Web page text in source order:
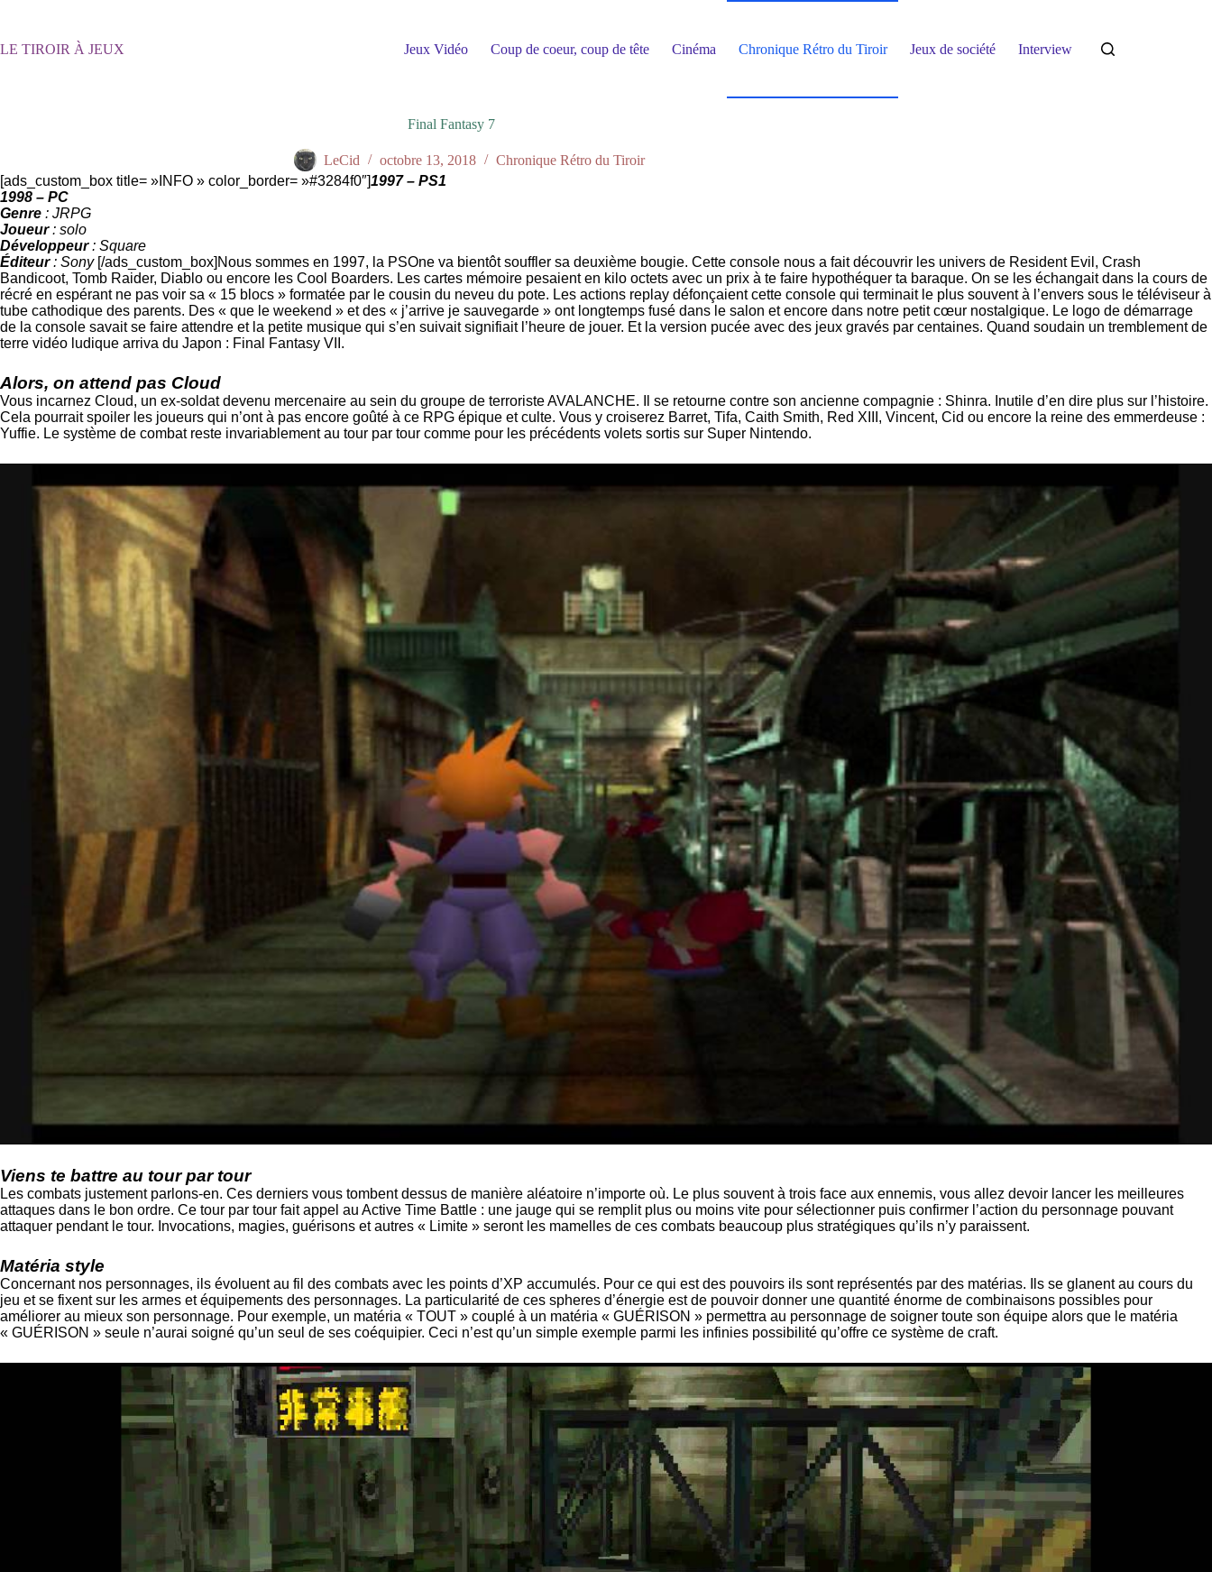
LE TIROIR À JEUX Jeux Vidéo Coup de coeur, coup de tête Cinéma Chronique Rétro du Tiroir Jeux de société Interview
Final Fantasy 7
LeCid octobre 13, 2018
Chronique Rétro du Tiroir
[ads_custom_box title= »INFO » color_border= »#3284f0″]1997 – PS1
1998 – PC
Genre : JRPG
Joueur: solo
Développeur: Square
Éditeur: Sony[/ads_custom_box]Nous sommes en 1997, la PSOne va bientôt souffler sa deuxième bougie. Cette console nous a fait découvrir les univers de Resident Evil, Crash
Bandicoot, Tomb Raider, Diablo ou encore les Cool Boarders. Les cartes mémoire pesaient en kilo octets avec un prix à te faire hypothéquer ta baraque. On se les échangait dans la cours de
récré en espérant ne pas voir sa « 15 blocs » formatée par le cousin du neveu du pote. Les actions replay défonçaient cette console qui terminait le plus souvent à l’envers sous le téléviseur à
tube cathodique des parents. Des « que le weekend » et des « j’arrive je sauvegarde » ont longtemps fusé dans le salon et encore dans notre petit cœur nostalgique. Le logo de démarrage
de la console savait se faire attendre et la petite musique qui s’en suivait signifiait l’heure de jouer. Et la version pucée avec des jeux gravés par centaines. Quand soudain un tremblement de
terre vidéo ludique arriva du Japon : Final Fantasy VII.
Alors, on attend pas Cloud
Vous incarnez Cloud, un ex-soldat devenu mercenaire au sein du groupe de terroriste AVALANCHE. Il se retourne contre son ancienne compagnie : Shinra. Inutile d’en dire plus sur l’histoire.
Cela pourrait spoiler les joueurs qui n’ont à pas encore goûté à ce RPG épique et culte. Vous y croiserez Barret, Tifa, Caith Smith, Red XIII, Vincent, Cid ou encore la reine des emmerdeuse :
Yuffie. Le système de combat reste invariablement au tour par tour comme pour les précédents volets sortis sur Super Nintendo.
Viens te battre au tour par tour
Les combats justement parlons-en. Ces derniers vous tombent dessus de manière aléatoire n’importe où. Le plus souvent à trois face aux ennemis, vous allez devoir lancer les meilleures
attaques dans le bon ordre. Ce tour par tour fait appel au Active Time Battle : une jauge qui se remplit plus ou moins vite pour sélectionner puis confirmer l’action du personnage pouvant
attaquer pendant le tour. Invocations, magies, guérisons et autres « Limite » seront les mamelles de ces combats beaucoup plus stratégiques qu’ils n’y paraissent.
Matéria style
Concernant nos personnages, ils évoluent au fil des combats avec les points d’XP accumulés. Pour ce qui est des pouvoirs ils sont représentés par des matérias. Ils se glanent au cours du
jeu et se fixent sur les armes et équipements des personnages. La particularité de ces spheres d’énergie est de pouvoir donner une quantité énorme de combinaisons possibles pour
améliorer au mieux son personnage. Pour exemple, un matéria « TOUT » couplé à un matéria « GUÉRISON » permettra au personnage de soigner toute son équipe alors que le matéria
« GUÉRISON » seule n’aurai soigné qu’un seul de ses coéquipier. Ceci n’est qu’un simple exemple parmi les infinies possibilité qu’offre ce système de craft.